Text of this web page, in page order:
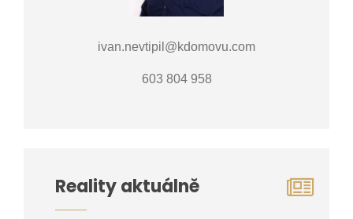
ivan.nevtipil@kdomovu.com
603 804 958
Reality aktuálně